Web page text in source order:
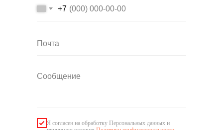
+7
Я согласен на обработку Персональных данных и